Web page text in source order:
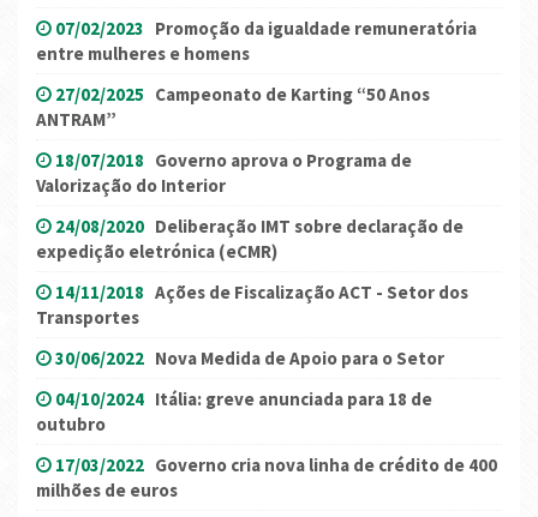
07/02/2023 Promoção da igualdade remuneratória
entre mulheres e homens
27/02/2025 Campeonato de Karting “50 Anos
ANTRAM”
18/07/2018 Governo aprova o Programa de
Valorização do Interior
24/08/2020 Deliberação IMT sobre declaração de
expedição eletrónica (eCMR)
14/11/2018 Ações de Fiscalização ACT - Setor dos
Transportes
30/06/2022 Nova Medida de Apoio para o Setor
04/10/2024 Itália: greve anunciada para 18 de
outubro
17/03/2022 Governo cria nova linha de crédito de 400
milhões de euros